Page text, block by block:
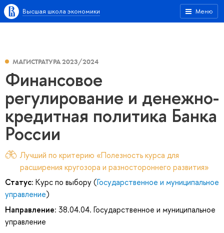
Меню
Высшая школа экономики
МАГИСТРАТУРА 2023/2024
Финансовое
регулирование и денежно-
кредитная политика Банка
России
Лучший по критерию «Полезность курса для
расширения кругозора и разностороннего развития»
Статус: Курс по выбору (Государственное и муниципальное
управление)
Направление: 38.04.04. Государственное и муниципальное
управление